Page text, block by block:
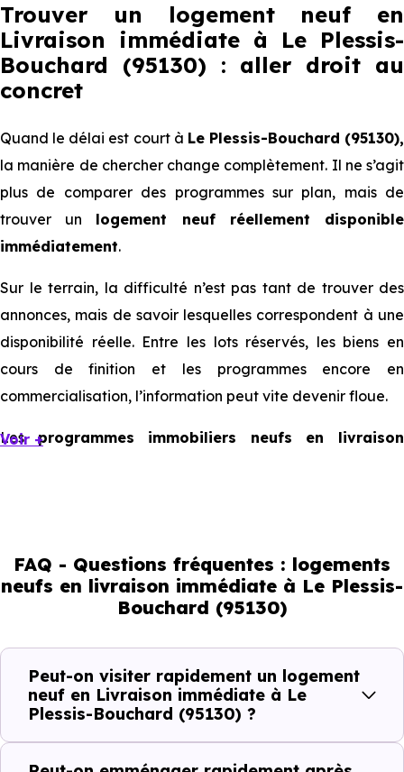
Trouver un logement neuf en
Livraison immédiate à Le Plessis-
Bouchard (95130) : aller droit au
concret
Quand le délai est court à Le Plessis-Bouchard (95130),
la manière de chercher change complètement. Il ne s’agit
plus de comparer des programmes sur plan, mais de
trouver un logement neuf réellement disponible
immédiatement.
Sur le terrain, la difficulté n’est pas tant de trouver des
annonces, mais de savoir lesquelles correspondent à une
disponibilité réelle. Entre les lots réservés, les biens en
cours de finition et les programmes encore en
commercialisation, l’information peut vite devenir floue.
Lesprogrammes immobiliers neufs en livraison
Livraison immédiate : ce que vous
pouvez réellement faire
Avec un
logement neuf en livraison immédiate à Le
Plessis-Bouchard (95130), vous êtes dans une logique
très concrète. Le logement neuf est là, vous pouvez le
voir, et le projet peut avancer rapidement.
Voir +
FAQ - Questions fréquentes : logements
neufs en livraison immédiate à Le Plessis-
Bouchard (95130)
Peut-on visiter rapidement un logement
neuf en Livraison immédiate à Le
Plessis-Bouchard (95130) ?